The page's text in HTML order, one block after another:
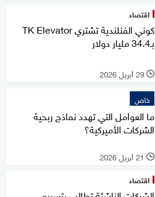
اقتصاد
كوني الفنلندية تشتري TK Elevator
بـ34.4 مليار دولار
l 29 أبريل 2026
خاص
ما العوامل التي تهدد نماذج ربحية
الشركات الأميركية؟
l 21 أبريل 2026
اقتصاد